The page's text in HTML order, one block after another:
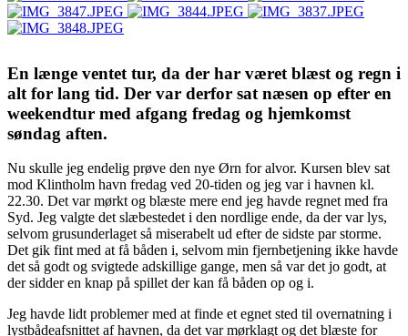
En længe ventet tur, da der har været blæst og regn i
alt for lang tid. Der var derfor sat næsen op efter en
weekendtur med afgang fredag og hjemkomst
søndag aften.
Nu skulle jeg endelig prøve den nye Ørn for alvor. Kursen blev sat
mod Klintholm havn fredag ved 20-tiden og jeg var i havnen kl.
22.30. Det var mørkt og blæste mere end jeg havde regnet med fra
Syd. Jeg valgte det slæbestedet i den nordlige ende, da der var lys,
selvom grusunderlaget så miserabelt ud efter de sidste par storme.
Det gik fint med at få båden i, selvom min fjernbetjening ikke havde
det så godt og svigtede adskillige gange, men så var det jo godt, at
der sidder en knap på spillet der kan få båden op og i.
Jeg havde lidt problemer med at finde et egnet sted til overnatning i
lystbådeafsnittet af havnen, da det var mørklagt og det blæste for